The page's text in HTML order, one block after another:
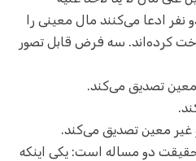
ادعا می‌کنند مال معینی را
کرده‌اند. سه فرض قابل تصور
معین تصدیق می‌کند.
غیر معین تصدیق می‌کند.
دو مساله است: یکی اینکه